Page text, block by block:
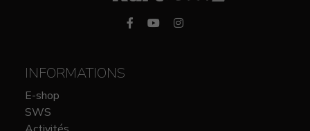
INFORMATIONS
E-shop
SWS